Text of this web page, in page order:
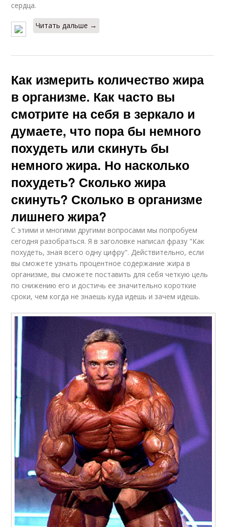
сердца.
Читать дальше →
Как измерить количество жира
в организме. Как часто вы
смотрите на себя в зеркало и
думаете, что пора бы немного
похудеть или скинуть бы
немного жира. Но насколько
похудеть? Сколько жира
скинуть? Сколько в организме
лишнего жира?
С этими и многими другими вопросами мы попробуем
сегодня разобраться. Я в заголовке написал фразу "Как
похудеть, зная всего одну цифру". Действительно, если
вы сможете узнать процентное содержание жира в
организме, вы сможете поставить для себя четкую цель
по снижению его и достичь ее значительно короткие
сроки, чем когда не знаешь куда идешь и зачем идешь.